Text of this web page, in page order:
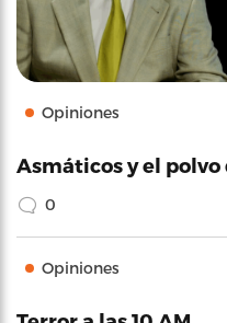
Opiniones
Asmáticos y el polvo
0
Opiniones